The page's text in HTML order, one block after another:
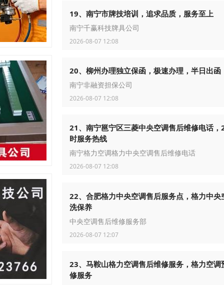
19、南宁市牌技培训，追求品质，服务至上
南宁千赢科技牌具公司
2026-08-07 12:08
20、柳州办理独立保函，极速办理，半日出函
南宁非融资担保公司
2026-08-07 12:08
21、南宁邕宁区三菱中央空调售后维修电话，
时服务热线
南宁格力空调格力中央空调售后维修电话
2026-08-07 12:08
22、合肥格力中央空调售后服务点，格力中央
洗保养
中央空调售后维修服务部
2026-08-07 12:07
23、马鞍山格力空调售后维修服务，格力空调
修服务